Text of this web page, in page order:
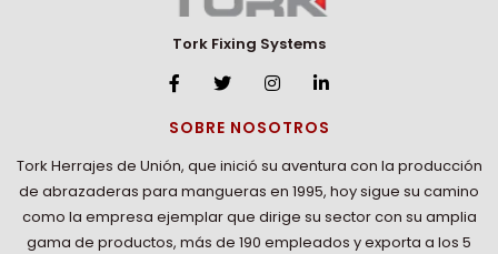
Tork Fixing Systems
SOBRE NOSOTROS
Tork Herrajes de Unión, que inició su aventura con la producción
de abrazaderas para mangueras en 1995, hoy sigue su camino
como la empresa ejemplar que dirige su sector con su amplia
gama de productos, más de 190 empleados y exporta a los 5